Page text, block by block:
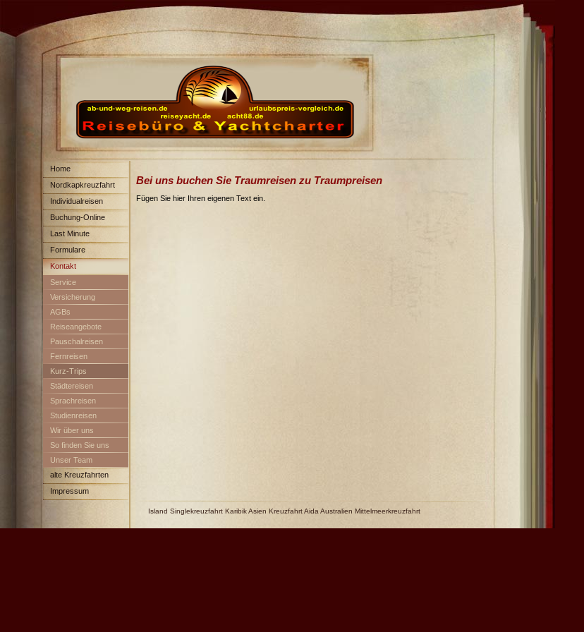
Home
Nordkapkreuzfahrt
Individualreisen
Buchung-Online
Last Minute
Formulare
Kontakt
Service
Versicherung
AGBs
Reiseangebote
Pauschalreisen
Fernreisen
Kurz-Trips
Städtereisen
Sprachreisen
Studienreisen
Wir über uns
So finden Sie uns
Unser Team
alte Kreuzfahrten
Impressum
Bei uns buchen Sie Traumreisen zu Traumpreisen
Fügen Sie hier Ihren eigenen Text ein.
Island Singlekreuzfahrt Karibik Asien Kreuzfahrt Aida Australien Mittelmeerkreuzfahrt